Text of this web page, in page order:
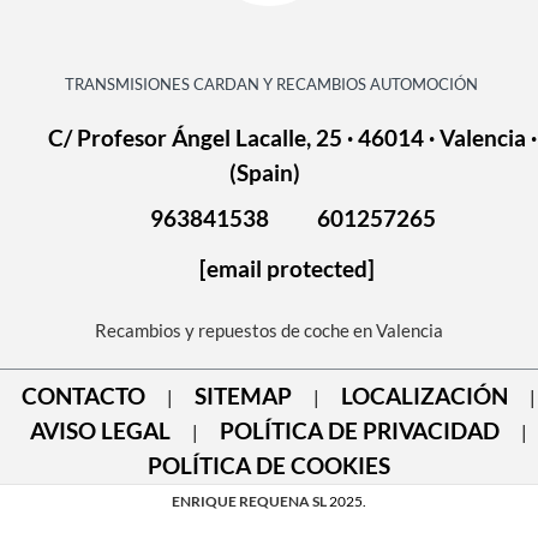
TRANSMISIONES CARDAN Y RECAMBIOS AUTOMOCIÓN
C/ Profesor Ángel Lacalle, 25 · 46014 · Valencia ·
(Spain)
963841538
601257265
[email protected]
Recambios y repuestos de coche en Valencia
CONTACTO | SITEMAP | LOCALIZACIÓN |
AVISO LEGAL | POLÍTICA DE PRIVACIDAD |
POLÍTICA DE COOKIES
ENRIQUE REQUENA SL 2025.